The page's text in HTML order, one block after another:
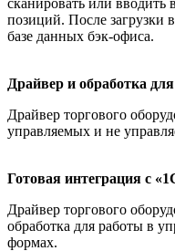
позиций. После загрузки
базе данных бэк-офиса.
Драйвер и обработка
Драйвер торгового
управляемых и не
Готовая интеграция с
Драйвер торгового
обработка для работы в
формах.